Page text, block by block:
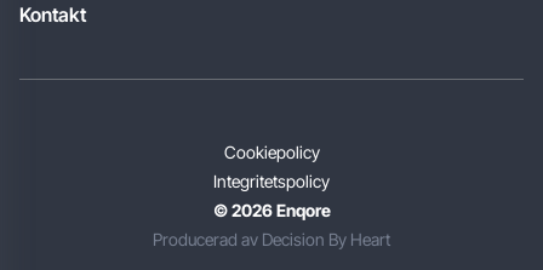
Kontakt
© 2026 Enqore
Producerad av Decision By Heart
Cookiepolicy
Integritetspolicy